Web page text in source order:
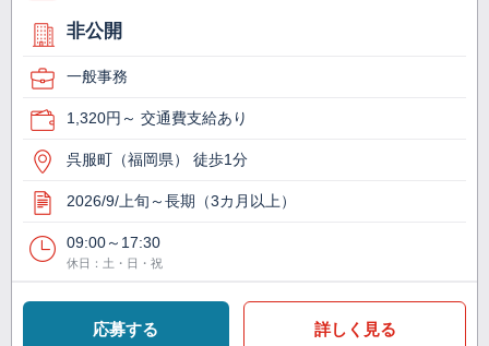
非公開
一般事務
1,320円～ 交通費支給あり
呉服町（福岡県） 徒歩1分
2026/9/上旬～長期（3カ月以上）
09:00～17:30
休日：土・日・祝
応募する 詳しく見る